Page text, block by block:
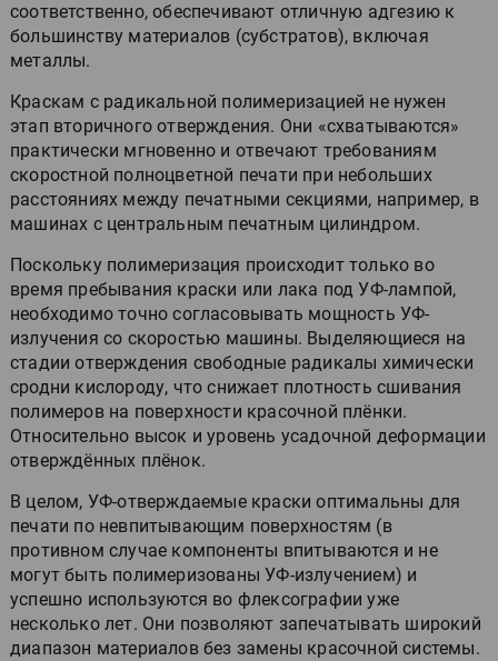
соответственно, обеспечивают отличную адгезию к
большинству материалов (субстратов), включая
металлы.
Краскам с радикальной полимеризацией не нужен
этап вторичного отверждения. Они «схватываются»
практически мгновенно и отвечают требованиям
скоростной полноцветной печати при небольших
расстояниях между печатными секциями, например, в
машинах с центральным печатным цилиндром.
Поскольку полимеризация происходит только во
время пребывания краски или лака под УФ-лампой,
необходимо точно согласовывать мощность УФ-
излучения со скоростью машины. Выделяющиеся на
стадии отверждения свободные радикалы химически
сродни кислороду, что снижает плотность сшивания
полимеров на поверхности красочной плёнки.
Относительно высок и уровень усадочной деформации
отверждённых плёнок.
В целом, УФ-отверждаемые краски оптимальны для
печати по невпитывающим поверхностям (в
противном случае компоненты впитываются и не
могут быть полимеризованы УФ-излучением) и
успешно используются во флексографии уже
несколько лет. Они позволяют запечатывать широкий
диапазон материалов без замены красочной системы.